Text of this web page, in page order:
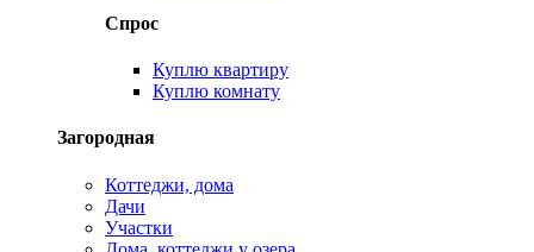
Спрос
Куплю квартиру
Куплю комнату
Загородная
Коттеджи, дома
Дачи
Участки